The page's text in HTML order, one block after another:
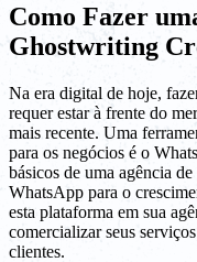
Como Fazer
Ghostwriting
Na era digital de hoje,
requer estar à frente do
mais recente. Uma
para os negócios é o
básicos de uma agência
WhatsApp para o
esta plataforma em sua
comercializar seus
clientes.